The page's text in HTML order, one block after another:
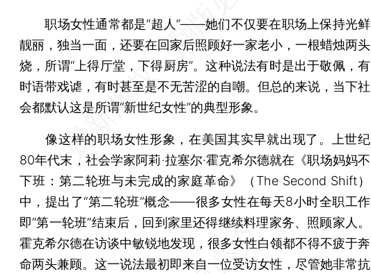
职场女性通常都是“超人”——她们不仅要在职场上保持光鲜
靓丽，独当一面，还要在回家后照顾好一家老小，一根蜡烛两头
烧，所谓“上得厅堂，下得厨房”。这种说法有时是出于敬佩，有
时语带戏谑，有时甚至是不无苦涩的自嘲。但总的来说，当下社
会都默认这是所谓“新世纪女性”的典型形象。
像这样的职场女性形象，在美国其实早就出现了。上世纪
80年代末，社会学家阿莉·拉塞尔·霍克希尔德就在《职场妈妈不
下班：第二轮班与未完成的家庭革命》（The Second Shift）
中，提出了“第二轮班”概念——很多女性在每天8小时全职工作
即“第一轮班”结束后，回到家里还得继续料理家务、照顾家人。
霍克希尔德在访谈中敏锐地发现，很多女性白领都不得不疲于奔
命两头兼顾。这一说法最初即来自一位受访女性，尽管她非常抗